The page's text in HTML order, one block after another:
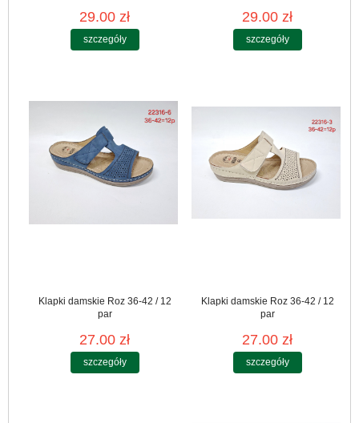
29.00 zł
szczegóły
29.00 zł
szczegóły
Klapki damskie Roz 36-42 / 12
par
27.00 zł
szczegóły
Klapki damskie Roz 36-42 / 12
par
27.00 zł
szczegóły